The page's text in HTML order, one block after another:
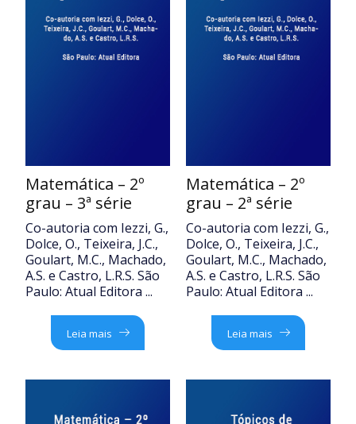
Matemática – 2º
grau – 3ª série
Co-autoria com Iezzi, G.,
Dolce, O., Teixeira, J.C.,
Goulart, M.C., Machado,
A.S. e Castro, L.R.S. São
Paulo: Atual Editora ...
Leia mais
Matemática – 2º
grau – 2ª série
Co-autoria com Iezzi, G.,
Dolce, O., Teixeira, J.C.,
Goulart, M.C., Machado,
A.S. e Castro, L.R.S. São
Paulo: Atual Editora ...
Leia mais